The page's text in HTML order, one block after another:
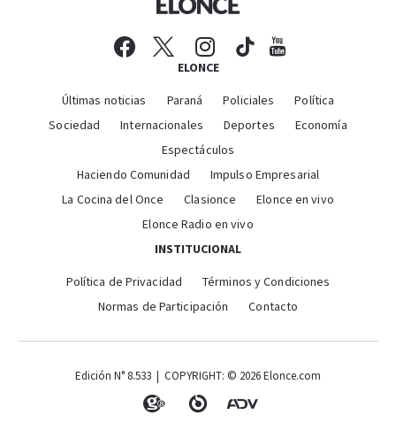
ELONCE
Últimas noticias Paraná Policiales
Política
Sociedad
Internacionales Deportes
Economía
Espectáculos
Haciendo Comunidad
Impulso Empresarial
La Cocina del Once
Clasionce
Elonce en vivo
Elonce Radio en vivo
INSTITUCIONAL
Política de Privacidad
Términos y Condiciones
Normas de Participación
Contacto
Edición N° 8.533 | COPYRIGHT: © 2026 Elonce.com